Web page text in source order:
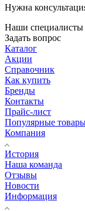
Нужна
Наши специалисты
Задать вопрос
Каталог
Акции
Справочник
Как купить
Бренды
Контакты
Прайс-лист
Популярные
Компания
История
Наша команда
Отзывы
Новости
Информация